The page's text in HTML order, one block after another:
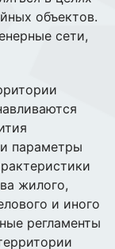
объектов.
сети,
параметры
жилого,
и иного
регламенты